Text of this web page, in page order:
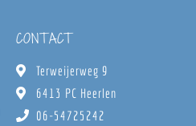
CONTACT
Terweijerweg 9
6413 PC Heerlen
06-54725242